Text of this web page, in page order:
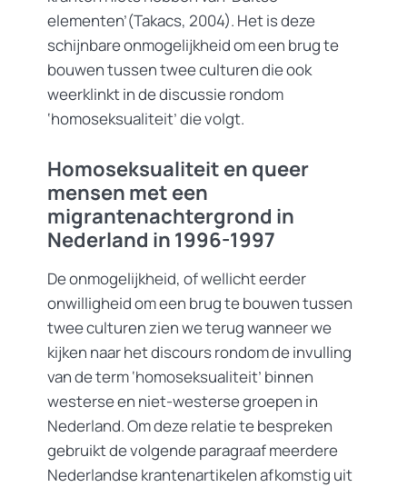
elementen’(Takacs, 2004). Het is deze
schijnbare onmogelijkheid om een brug te
bouwen tussen twee culturen die ook
weerklinkt in de discussie rondom
‘homoseksualiteit’ die volgt.
Homoseksualiteit en queer
mensen met een
migrantenachtergrond in
Nederland in 1996-1997
De onmogelijkheid, of wellicht eerder
onwilligheid om een brug te bouwen tussen
twee culturen zien we terug wanneer we
kijken naar het discours rondom de invulling
van de term ‘homoseksualiteit’ binnen
westerse en niet-westerse groepen in
Nederland. Om deze relatie te bespreken
gebruikt de volgende paragraaf meerdere
Nederlandse krantenartikelen afkomstig uit